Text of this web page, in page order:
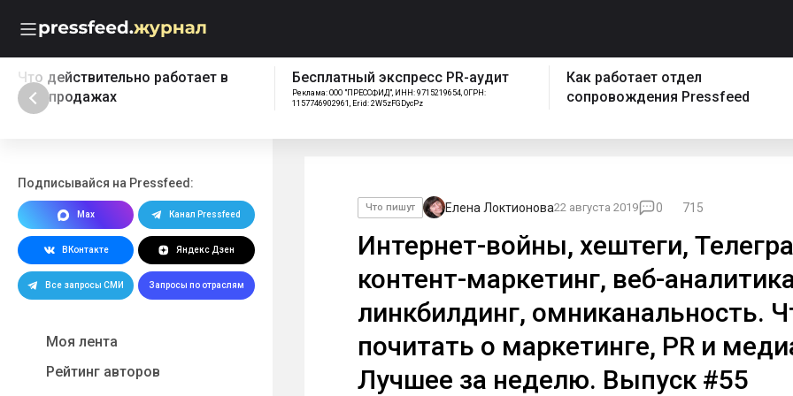
Что действительно работает в
B2B-продажах
Бесплатный экспресс PR-аудит
Реклама: ООО "ПРЕССФИД", ИНН: 9715219654, ОГРН:
1157746902961, Erid: 2W5zFGDycPz
Как работает отдел
сопровождения Pressfeed
Подписывайся на Pressfeed:
Max Канал Pressfeed
ВКонтакте Яндекс Дзен
Все запросы СМИ Запросы по отраслям
Моя лента
Рейтинг авторов
Что пишут Елена Локтионова22 августа 2019 0 715
Интернет-войны, хештеги,
контент-маркетинг, веб-
линкбилдинг, омниканальность.
почитать о маркетинге, PR и
Лучшее за неделю. Выпуск #55